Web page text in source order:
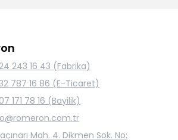
243 16 43 (Fabrika)
787 16 86 (E-Ticaret)
171 78 16 (Bayilik)
Mah. 4. Dikmen Sok. No: